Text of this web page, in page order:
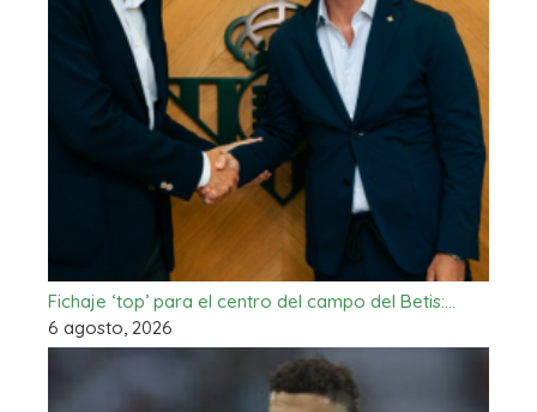
Fichaje ‘top’ para el centro del campo del Betis:…
6 agosto, 2026